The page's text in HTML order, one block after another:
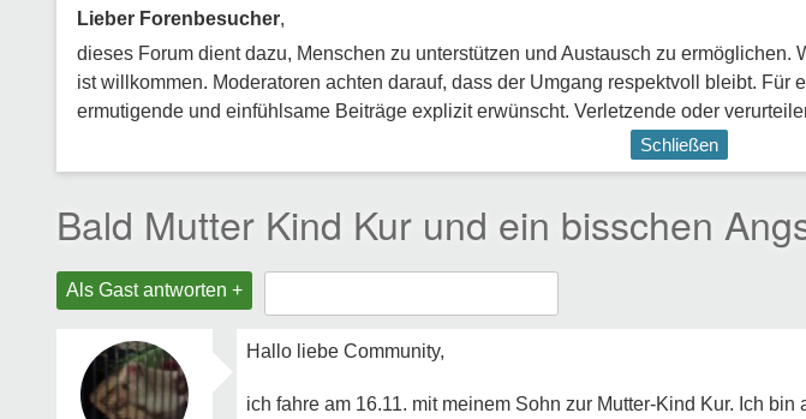
Lieber Forenbesucher,
dieses Forum dient dazu, Menschen zu unterstützen und Austausch zu ermöglichen.
ist willkommen. Moderatoren achten darauf, dass der Umgang respektvoll bleibt. Für
ermutigende und einfühlsame Beiträge explizit erwünscht. Verletzende oder
Schließen
Bald Mutter Kind Kur und ein bisschen
Als Gast antworten +
Hallo liebe Community,
ich fahre am 16.11. mit meinem Sohn zur Mutter-Kind Kur. Ich